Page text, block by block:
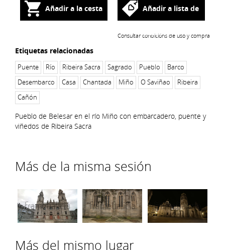
Añadir a la cesta Añadir a lista de
deseos
Consultar condicións de uso y compra
Etiquetas relacionadas
Puente Río Ribeira Sacra Sagrado Pueblo
Barco
Desembarco
Casa Chantada Miño O Saviñao
Ribeira
Cañón
Pueblo de Belesar en el río Miño con embarcadero, puente y
viñedos de Ribeira Sacra
Más de la misma sesión
Más del mismo lugar